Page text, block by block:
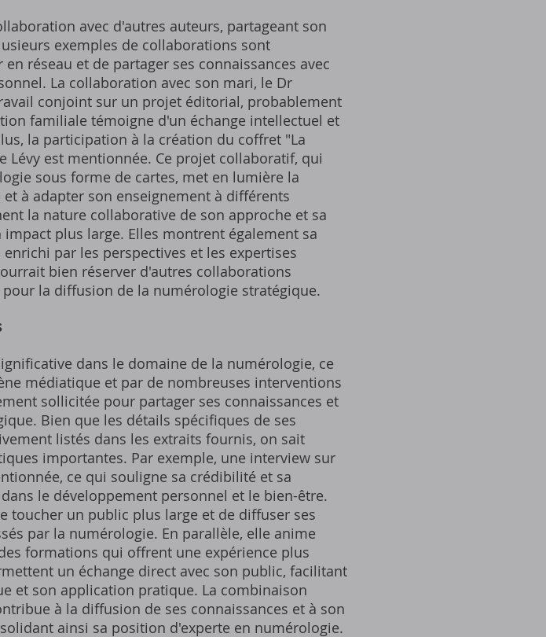
avec d'autres auteurs, partageant son
exemples de collaborations sont
réseau et de partager ses connaissances avec
La collaboration avec son mari, le Dr
conjoint sur un projet éditorial, probablement
familiale témoigne d'un échange intellectuel et
la participation à la création du coffret "La
est mentionnée. Ce projet collaboratif, qui
sous forme de cartes, met en lumière la
à adapter son enseignement à différents
la nature collaborative de son approche et sa
plus large. Elles montrent également sa
par les perspectives et les expertises
bien réserver d'autres collaborations
la diffusion de la numérologie stratégique.
dans le domaine de la numérologie, ce
médiatique et par de nombreuses interventions
sollicitée pour partager ses connaissances et
Bien que les détails spécifiques de ses
listés dans les extraits fournis, on sait
importantes. Par exemple, une interview sur
ce qui souligne sa crédibilité et sa
le développement personnel et le bien-être.
toucher un public plus large et de diffuser ses
par la numérologie. En parallèle, elle anime
formations qui offrent une expérience plus
un échange direct avec son public, facilitant
et son application pratique. La combinaison
à la diffusion de ses connaissances et à son
ainsi sa position d'experte en numérologie.